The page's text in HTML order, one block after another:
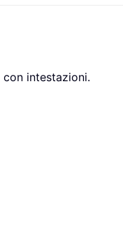
intestazioni.